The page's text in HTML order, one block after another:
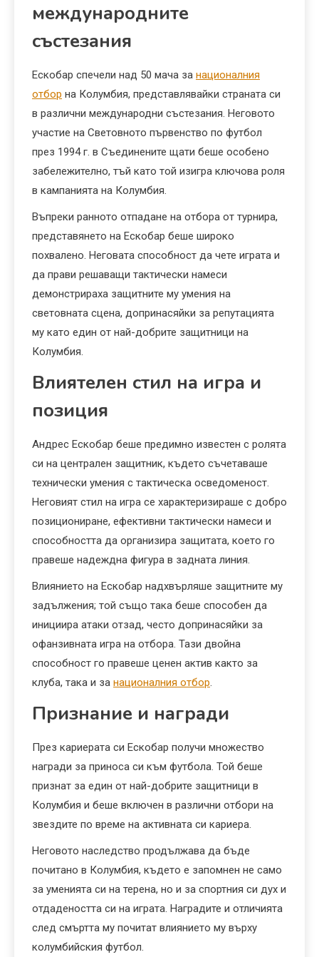
международните
състезания
Ескобар спечели над 50 мача за националния
отбор на Колумбия, представлявайки страната си
в различни международни състезания. Неговото
участие на Световното първенство по футбол
през 1994 г. в Съединените щати беше особено
забележително, тъй като той изигра ключова роля
в кампанията на Колумбия.
Въпреки ранното отпадане на отбора от турнира,
представянето на Ескобар беше широко
похвалено. Неговата способност да чете играта и
да прави решаващи тактически намеси
демонстрираха защитните му умения на
световната сцена, допринасяйки за репутацията
му като един от най-добрите защитници на
Колумбия.
Влиятелен стил на игра и
позиция
Андрес Ескобар беше предимно известен с ролята
си на централен защитник, където съчетаваше
технически умения с тактическа осведоменост.
Неговият стил на игра се характеризираше с добро
позициониране, ефективни тактически намеси и
способността да организира защитата, което го
правеше надеждна фигура в задната линия.
Влиянието на Ескобар надхвърляше защитните му
задължения; той също така беше способен да
инициира атаки отзад, често допринасяйки за
офанзивната игра на отбора. Тази двойна
способност го правеше ценен актив както за
клуба, така и за националния отбор.
Признание и награди
През кариерата си Ескобар получи множество
награди за приноса си към футбола. Той беше
признат за един от най-добрите защитници в
Колумбия и беше включен в различни отбори на
звездите по време на активната си кариера.
Неговото наследство продължава да бъде
почитано в Колумбия, където е запомнен не само
за уменията си на терена, но и за спортния си дух и
отдадеността си на играта. Наградите и отличията
след смъртта му почитат влиянието му върху
колумбийския футбол.